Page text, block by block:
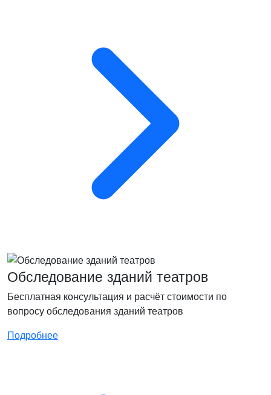
Обследование зданий театров
Бесплатная консультация и расчёт стоимости по
вопросу обследования зданий театров
Подробнее